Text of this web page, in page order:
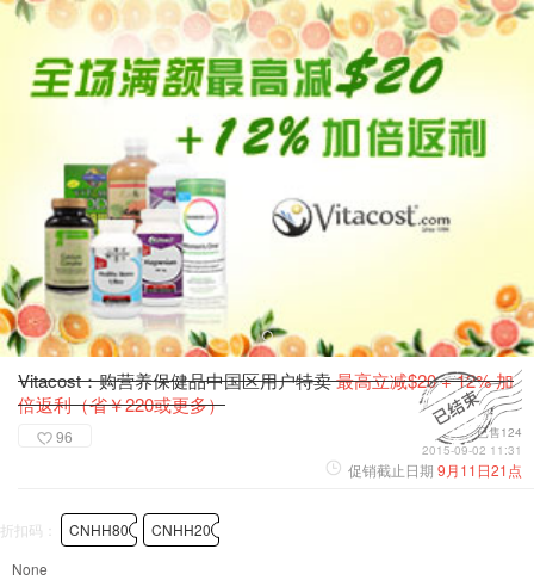
Vitacost：购营养保健品中国区用户特卖最高立减$20 + 12% 加
倍返利（省￥220或更多）
96
已售124
2015-09-02 11:31
促销截止日期 9月11日21点
折扣码： CNHH80
CNHH20
None